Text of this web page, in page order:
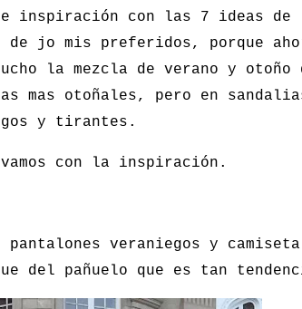
inspiración con las 7 ideas de
de jo mis preferidos, porque
la mezcla de verano y otoño
mas otoñales, pero en
y tirantes.
con la inspiración.
pantalones veraniegos y
del pañuelo que es tan